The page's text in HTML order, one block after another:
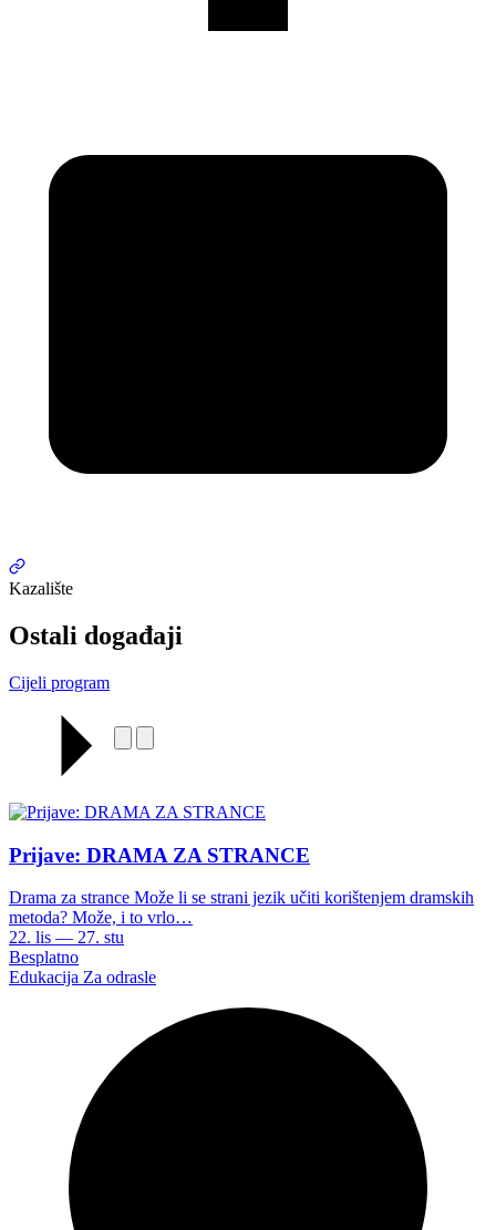
Kazalište
Ostali događaji
Cijeli program
Prijave: DRAMA ZA STRANCE
Drama za strance Može li se strani jezik učiti korištenjem dramskih
metoda? Može, i to vrlo…
22. lis — 27. stu
Besplatno
Edukacija Za odrasle